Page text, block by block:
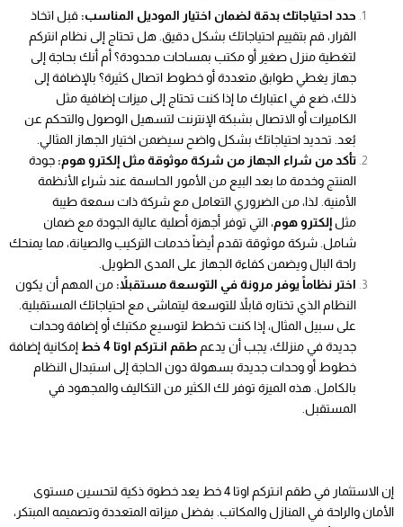
حدد احتياجاتك بدقة لضمان اختيار الموديل المناسب: قبل اتخاذ
القرار، قم بتقييم احتياجاتك بشكل دقيق. هل تحتاج إلى نظام انتركم
لتغطية منزل صغير أو مكتب بمساحات محدودة؟ أم أنك بحاجة إلى
جهاز يغطي طوابق متعددة أو خطوط اتصال كثيرة؟ بالإضافة إلى
ذلك، ضع في اعتبارك ما إذا كنت تحتاج إلى ميزات إضافية مثل
الكاميرات أو الاتصال بشبكة الإنترنت لتسهيل الوصول والتحكم عن
بُعد. تحديد احتياجاتك بشكل واضح سيضمن اختيار الجهاز المثالي.
تأكد من شراء الجهاز من شركة موثوقة مثل إلكترو هوم: جودة
المنتج وخدمة ما بعد البيع من الأمور الحاسمة عند شراء الأنظمة
الأمنية. لذا، من الضروري التعامل مع شركة ذات سمعة طيبة
مثل إلكترو هوم، التي توفر أجهزة أصلية عالية الجودة مع ضمان
شامل. شركة موثوقة تقدم أيضاً خدمات التركيب والصيانة، مما يمنحك
راحة البال ويضمن كفاءة الجهاز على المدى الطويل.
اختر نظاماً يوفر مرونة في التوسعة مستقبلاً: من المهم أن يكون
النظام الذي تختاره قابلاً للتوسعة ليتماشى مع احتياجاتك المستقبلية.
على سبيل المثال، إذا كنت تخطط لتوسيع مكتبك أو إضافة وحدات
جديدة في منزلك، يجب أن يدعم طقم انـتركم اوتا 4 خط
إمكانية إضافة
خطوط أو وحدات جديدة بسهولة دون الحاجة إلى استبدال النظام
بالكامل. هذه الميزة توفر لك الكثير من التكاليف والمجهود في
المستقبل.
إن الاستثمار في طقم انـتركم اوتا 4 خط يعد خطوة ذكية لتحسين مستوى
الأمان والراحة في المنازل والمكاتب. بفضل ميزاته المتعددة وتصميمه المبتكر،